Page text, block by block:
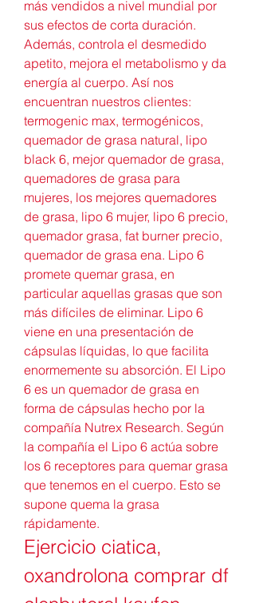
más vendidos a nivel mundial por
sus efectos de corta duración.
Además, controla el desmedido
apetito, mejora el metabolismo y da
energía al cuerpo. Así nos
encuentran nuestros clientes:
termogenic max, termogénicos,
quemador de grasa natural, lipo
black 6, mejor quemador de grasa,
quemadores de grasa para
mujeres, los mejores quemadores
de grasa, lipo 6 mujer, lipo 6 precio,
quemador grasa, fat burner precio,
quemador de grasa ena. Lipo 6
promete quemar grasa, en
particular aquellas grasas que son
más difíciles de eliminar. Lipo 6
viene en una presentación de
cápsulas líquidas, lo que facilita
enormemente su absorción. El Lipo
6 es un quemador de grasa en
forma de cápsulas hecho por la
compañía Nutrex Research. Según
la compañía el Lipo 6 actúa sobre
los 6 receptores para quemar grasa
que tenemos en el cuerpo. Esto se
supone quema la grasa
rápidamente.
Ejercicio ciatica,
oxandrolona comprar df